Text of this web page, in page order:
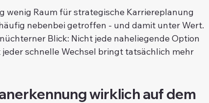
wenig Raum für strategische Karriereplanung
nebenbei getroffen - und damit unter Wert.
Blick: Nicht jede naheliegende Option
schnelle Wechsel bringt tatsächlich mehr
wirklich auf dem